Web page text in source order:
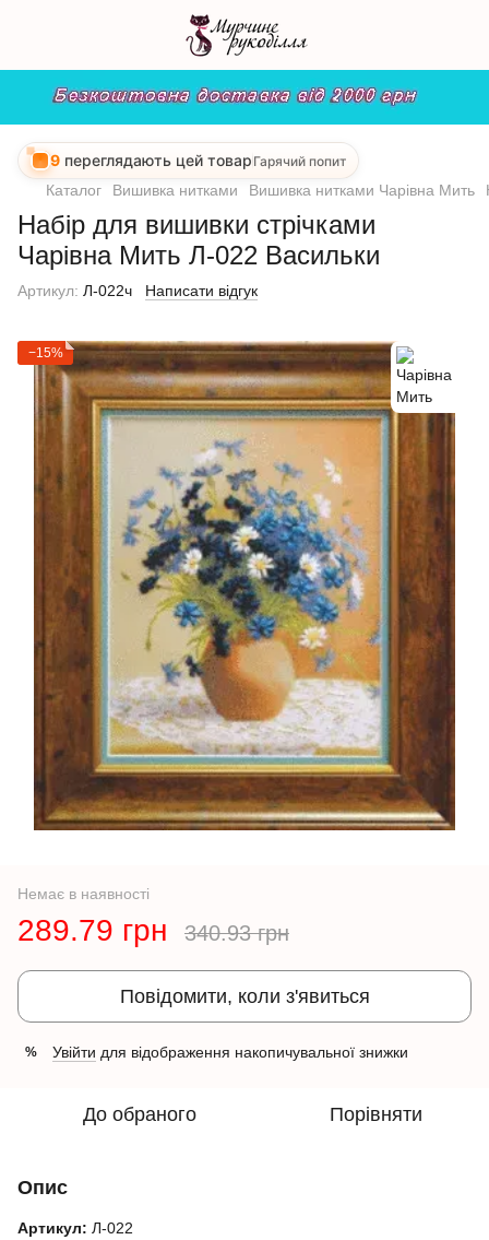
9 переглядають цей товар Гарячий попит
Каталог Вишивка нитками Вишивка нитками Чарівна Мить
Набір для вишивки стрічками
Чарівна Мить Л-022 Васильки
Артикул: Л-022ч Написати відгук
−15%
Немає в наявності
289.79 грн 340.93 грн
Повідомити, коли з'явиться
% Увійти для відображення накопичувальної знижки
До обраного Порівняти
Опис
Артикул: Л-022